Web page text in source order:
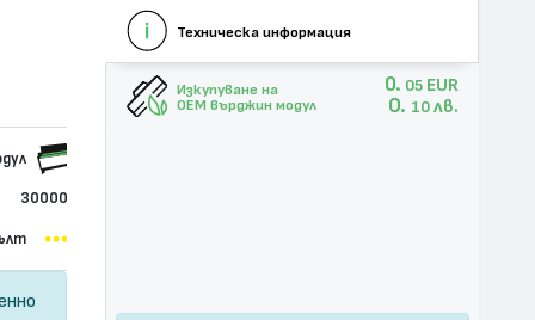
30000
Техническа информация
Изкупуване на
OEM върджин модул
0. 05 EUR
0. 10 лв.